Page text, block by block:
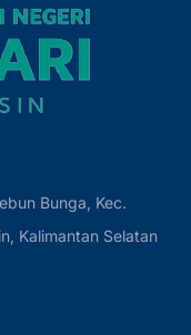
Bunga, Kec.
Kalimantan Selatan